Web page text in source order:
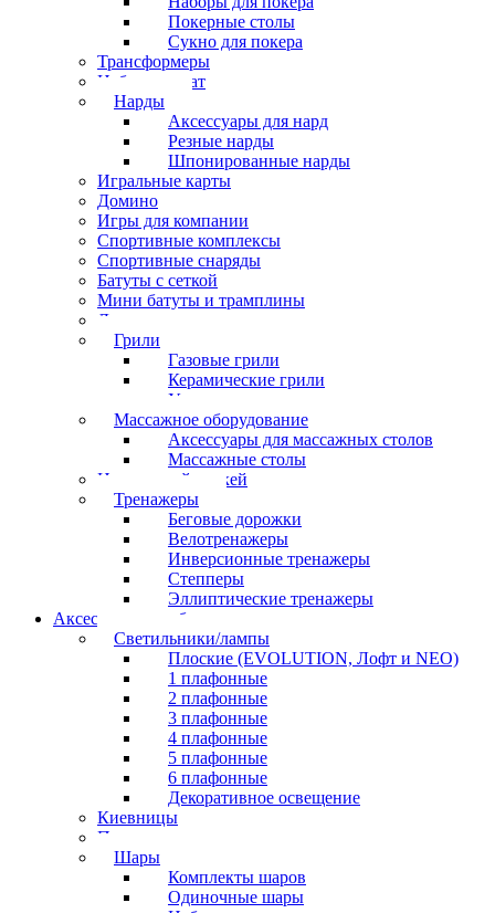
Покерные столы
Сукно для покера
Трансформеры
Набор шахмат
Нарды
Аксессуары для нард
Резные нарды
Шпонированные нарды
Игральные карты
Домино
Игры для компании
Спортивные комплексы
Спортивные снаряды
Батуты с сеткой
Мини батуты и трамплины
Дартс
Грили
Газовые грили
Керамические грили
Угольные грили
Массажное оборудование
Аксессуары для массажных столов
Массажные столы
Настольный хоккей
Тренажеры
Беговые дорожки
Велотренажеры
Инверсионные тренажеры
Степперы
Эллиптические тренажеры
Аксессуары для бильярда
Светильники/лампы
Плоские (EVOLUTION, Лофт и NEO)
1 плафонные
2 плафонные
3 плафонные
4 плафонные
5 плафонные
6 плафонные
Декоративное освещение
Киевницы
Полочки
Шары
Комплекты шаров
Одиночные шары